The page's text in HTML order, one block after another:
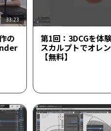
33:23
の 第1回：3DCGを体
スカルプトでオレ
【無料】